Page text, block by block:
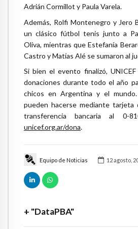
Equipo de Noticias 12 agosto,
+ "DataPBA"
Adrián Cormillot y Paula Varela.
Además, Rolfi Montenegro y Jero
un clásico fútbol tenis junto a
Oliva, mientras que Estefanía
Castro y Matías Alé se sumaron al
Si bien el evento finalizó,
donaciones durante todo el año
chicos en Argentina y el
pueden hacerse mediante
transferencia bancaria al 0-
unicef.org.ar/dona.